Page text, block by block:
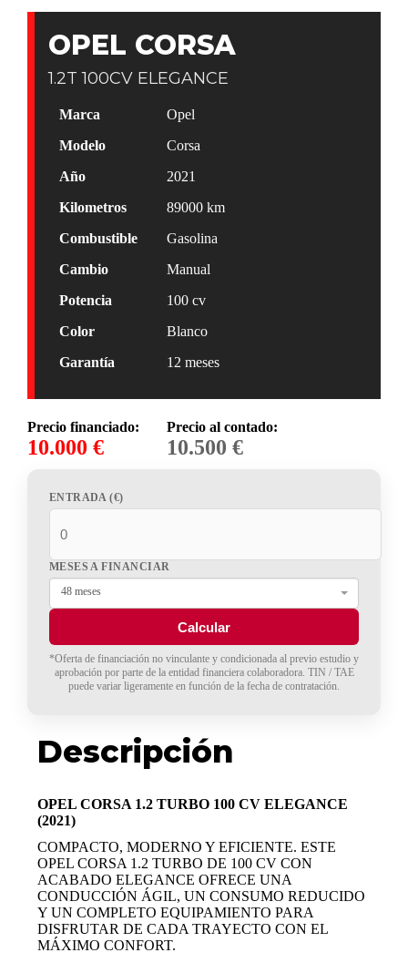
OPEL CORSA
1.2T 100CV ELEGANCE
Marca
Opel
Modelo
Corsa
Año
2021
Kilometros
89000 km
Combustible
Gasolina
Cambio
Manual
Potencia
100 cv
Color
Blanco
Garantía
12 meses
Precio financiado:
10.000 €
Precio al contado:
10.500 €
ENTRADA (€)
MESES A FINANCIAR
48 meses
Calcular
*Oferta de financiación no vinculante y condicionada al previo estudio y
aprobación por parte de la entidad financiera colaboradora. TIN / TAE
puede variar ligeramente en función de la fecha de contratación.
Descripción
OPEL CORSA 1.2 TURBO 100 CV ELEGANCE
(2021)
COMPACTO, MODERNO Y EFICIENTE. ESTE
OPEL CORSA 1.2 TURBO DE 100 CV CON
ACABADO ELEGANCE OFRECE UNA
CONDUCCIÓN ÁGIL, UN CONSUMO REDUCIDO
Y UN COMPLETO EQUIPAMIENTO PARA
DISFRUTAR DE CADA TRAYECTO CON EL
MÁXIMO CONFORT.